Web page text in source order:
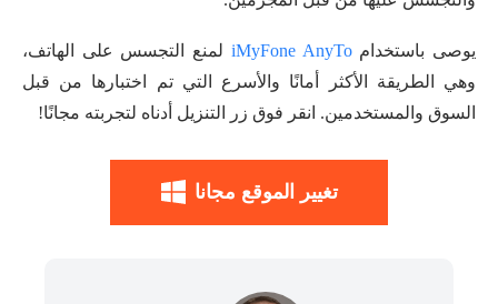
يوصى باستخدامiMyFone AnyTo لمنع التجسس على الهاتف،
وهي الطريقة الأكثر أمانًا والأسرع التي تم اختبارها من قبل
السوق والمستخدمين. انقر فوق زر التنزيل أدناه لتجربته مجانًا!
تغيير الموقع مجانا